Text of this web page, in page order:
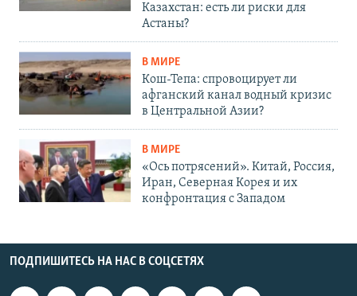
Казахстан: есть ли риски для
Астаны?
В МИРЕ
Кош-Тепа: спровоцирует ли
афганский канал водный кризис
в Центральной Азии?
В МИРЕ
«Ось потрясений». Китай, Россия,
Иран, Северная Корея и их
конфронтация с Западом
ПОДПИШИТЕСЬ НА НАС В СОЦСЕТЯХ